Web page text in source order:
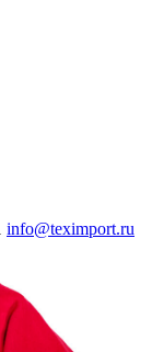
info@teximport.ru